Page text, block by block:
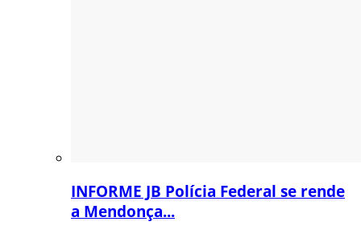
INFORME JB Polícia Federal se rende
a Mendonça...